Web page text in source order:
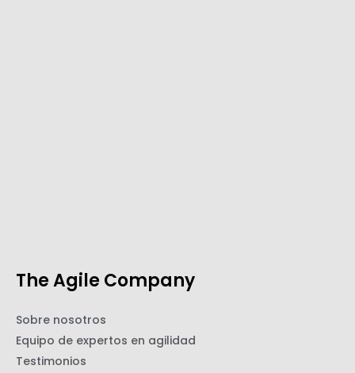
The Agile Company
Sobre nosotros
Equipo de expertos en agilidad
Testimonios